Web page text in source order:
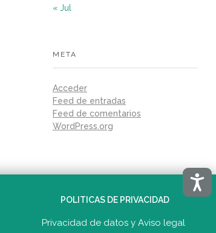
« Jul
META
Acceder
Feed de entradas
Feed de comentarios
WordPress.org
POLITICAS DE PRIVACIDAD
Privacidad de datos y Aviso legal